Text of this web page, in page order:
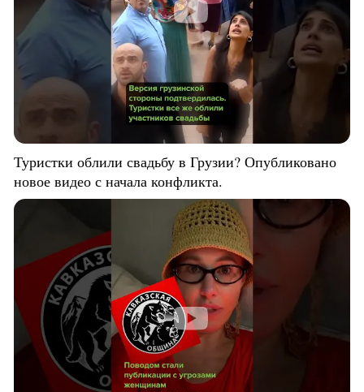
Туристки облили свадьбу в Грузии? Опубликовано
новое видео с начала конфликта.